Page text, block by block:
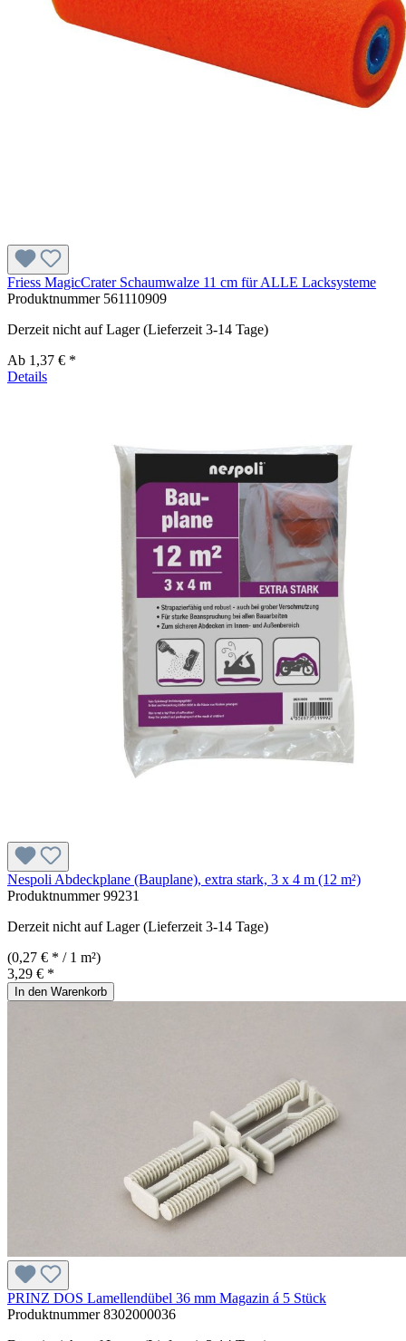
Friess MagicCrater Schaumwalze 11 cm für ALLE Lacksysteme
Produktnummer 561110909
Derzeit nicht auf Lager (Lieferzeit 3-14 Tage)
Ab 1,37 € *
Details
Nespoli Abdeckplane (Bauplane), extra stark, 3 x 4 m (12 m²)
Produktnummer99231
Derzeit nicht auf Lager (Lieferzeit 3-14 Tage)
(0,27 € * / 1 m²)
3,29 € *
In den Warenkorb
PRINZ DOS Lamellendübel 36 mm Magazin á 5 Stück
Produktnummer8302000036